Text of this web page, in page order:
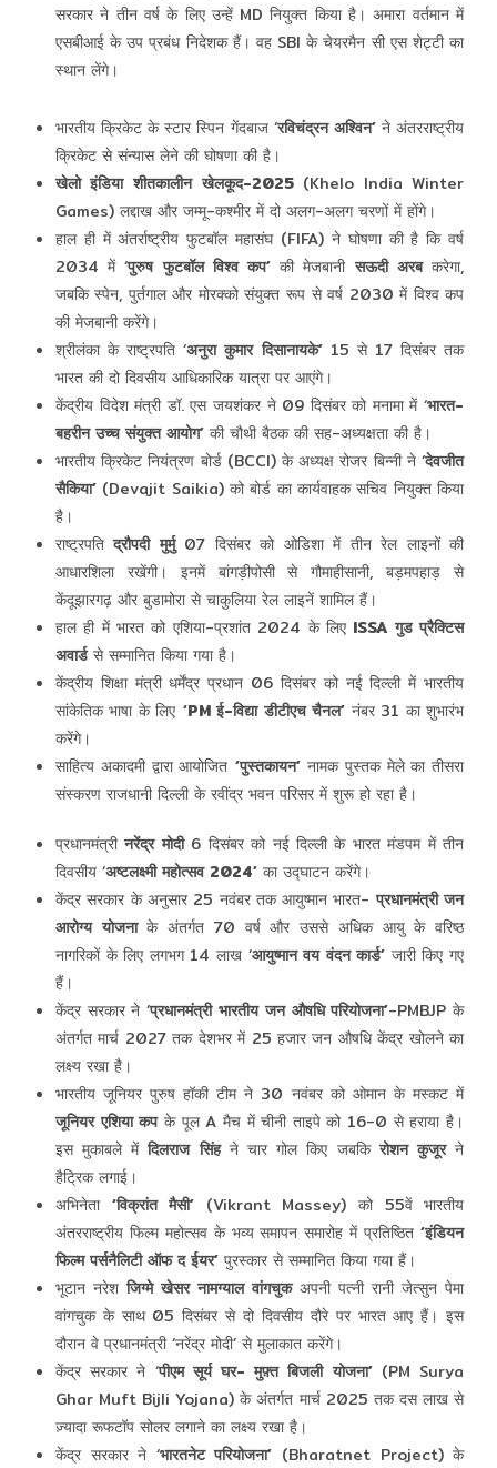
सरकार ने तीन वर्ष के लिए उन्हें MD नियुक्त किया है। अमारा वर्तमान में
एसबीआई के उप प्रबंध निदेशक हैं। वह SBI के चेयरमैन सी एस शेट्टी का
स्थान लेंगे।
भारतीय क्रिकेट के स्टार स्पिन गेंदबाज ‘रविचंद्रन अश्विन’ने अंतरराष्ट्रीय
क्रिकेट से संन्यास लेने की घोषणा की है।
खेलो इंडिया शीतकालीन खेलकूद-2025(Khelo India Winter
Games) लद्दाख और जम्मू-कश्मीर में दो अलग-अलग चरणों में होंगे।
हाल ही में अंतर्राष्ट्रीय फुटबॉल महासंघ (FIFA) ने घोषणा की है कि वर्ष
2034 में ‘पुरुष फुटबॉल विश्व कप’की मेजबानीसऊदी अरबकरेगा,
जबकि स्पेन, पुर्तगाल और मोरक्को संयुक्त रूप से वर्ष 2030 में विश्व कप
की मेजबानी करेंगे।
श्रीलंका के राष्ट्रपति ‘अनुरा कुमार दिसानायके’15 से 17 दिसंबर तक
भारत की दो दिवसीय आधिकारिक यात्रा पर आएंगे।
केंद्रीय विदेश मंत्री डॉ. एस जयशंकर ने 09 दिसंबर को मनामा में ‘भारत-
बहरीन उच्च संयुक्त आयोग’की चौथी बैठक की सह-अध्यक्षता की है।
भारतीय क्रिकेट नियंत्रण बोर्ड (BCCI) के अध्‍यक्ष रोजर बिन्‍नी ने ‘देवजीत
सैकिया’(Devajit Saikia) को बोर्ड का कार्यवाहक सचिव नियुक्‍त किया
है।
राष्ट्रपतिद्रौपदी मुर्मु07 दिसंबर को ओडिशा में तीन रेल लाइनों की
आधारशिला रखेंगी। इनमें बांगड़ीपोसी से गौमाहीसानी, बड़मपहाड़ से
केंदूझारगढ़ और बुडामोरा से चाकुलिया रेल लाइनें शामिल हैं।
हाल ही में भारत को एशिया-प्रशांत 2024 के लिए ISSA गुड प्रैक्टिस
अवार्डसे सम्मानित किया गया है।
केंद्रीय शिक्षा मंत्री धर्मेंद्र प्रधान 06 दिसंबर को नई दिल्ली में भारतीय
सांकेतिक भाषा के लिए ‘PM ई-विद्या डीटीएच चैनल’ नंबर 31 का शुभारंभ
करेंगे।
साहित्य अकादमी द्वारा आयोजित ‘पुस्‍तकायन’ नामक पुस्‍तक मेले का तीसरा
संस्करण राजधानी दिल्ली के रवींद्र भवन परिसर में शुरू हो रहा है।
प्रधानमंत्रीनरेंद्र मोदी6 दिसंबर को नई दिल्ली के भारत मंडपम में तीन
दिवसीय ‘अष्टलक्ष्मी महोत्सव 2024’ का उद्घाटन करेंगे।
केंद्र सरकार के अनुसार 25 नवंबर तक आयुष्मान भारत-प्रधानमंत्री जन
आरोग्य योजनाके अंतर्गत 70 वर्ष और उससे अधिक आयु के वरिष्ठ
नागरिकों के लिए लगभग 14 लाख ‘आयुष्मान वय वंदन कार्ड’ जारी किए गए
हैं।
केंद्र सरकार ने ‘प्रधानमंत्री भारतीय जन औषधि परियोजना’-PMBJP के
अंतर्गत मार्च 2027 तक देशभर में 25 हजार जन औषधि केंद्र खोलने का
लक्ष्य रखा है।
भारतीय जूनियर पुरुष हॉकी टीम ने 30 नवंबर को ओमान के मस्कट में
जूनियर एशिया कपके पूल A मैच में चीनी ताइपे को 16-0 से हराया है।
इस मुकाबले मेंदिलराज सिंह ने चार गोल किए जबकिरोशन कुजूरने
हैट्रिक लगाई।
अभिनेता ‘विक्रांत मैसी’ (Vikrant Massey) को 55वें भारतीय
अंतरराष्ट्रीय फिल्म महोत्सव के भव्य समापन समारोह में प्रतिष्ठित‘इंडियन
फिल्म पर्सनैलिटी ऑफ द ईयर’ पुरस्कार से सम्मानित किया गया हैं।
भूटान नरेशजिग्मे खेसर नामग्याल वांगचुकअपनी पत्‍नी रानी जेत्सुन पेमा
वांगचुक के साथ 05 दिसंबर से दो दिवसीय दौरे पर भारत आए हैं। इस
दौरान वे प्रधानमंत्री ‘नरेंद्र मोदी’ से मुलाकात करेंगे।
केंद्र सरकार ने ‘पीएम सूर्य घर- मुफ़्त बिजली योजना’ (PM Surya
Ghar Muft Bijli Yojana) के अंतर्गत मार्च 2025 तक दस लाख से
ज़्यादा रूफटॉप सोलर लगाने का लक्ष्य रखा है।
केंद्र सरकार ने ‘भारतनेट परियोजना’ (Bharatnet Project) के